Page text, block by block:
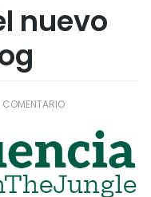
nuevo
COMENTARIOEN
INTHEJUNGLE,
EL
NUEVO
NOMBRE
DEL